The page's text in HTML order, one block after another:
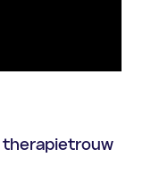
therapietrouw